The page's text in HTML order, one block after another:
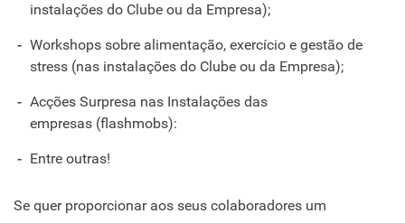
instalações do Clube ou da Empresa);
Workshops sobre alimentação, exercício e gestão de
stress (nas instalações do Clube ou da Empresa);
Acções Surpresa nas Instalações das
empresas (flashmobs):
Entre outras!
Se quer proporcionar aos seus colaboradores um